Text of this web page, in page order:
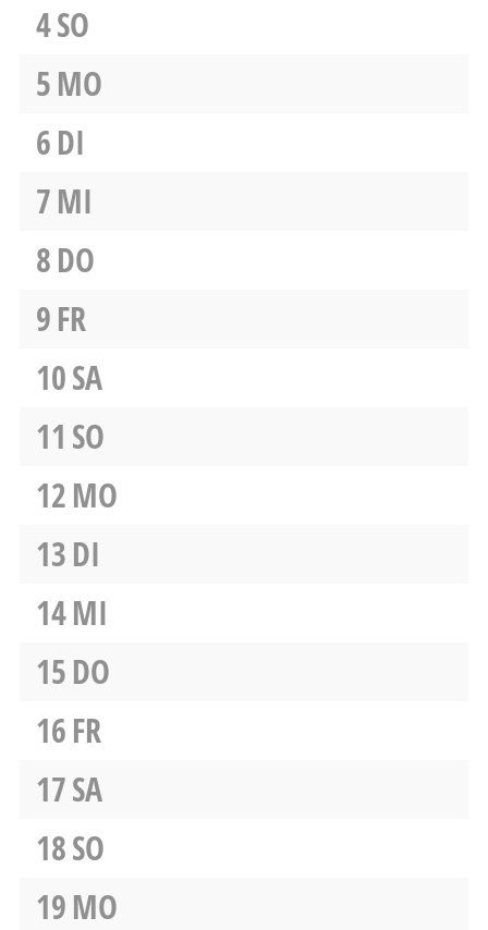
4SO
5MO
6DI
7MI
8DO
9FR
10SA
11 SO
12MO
13DI
14MI
15DO
16FR
17SA
18SO
19MO